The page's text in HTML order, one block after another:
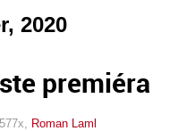
2020
premiéra
Roman Laml